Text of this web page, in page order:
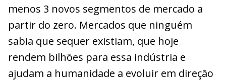
menos 3 novos segmentos de mercado a
partir do zero. Mercados que ninguém
sabia que sequer existiam, que hoje
rendem bilhões para essa indústria e
ajudam a humanidade a evoluir em direção